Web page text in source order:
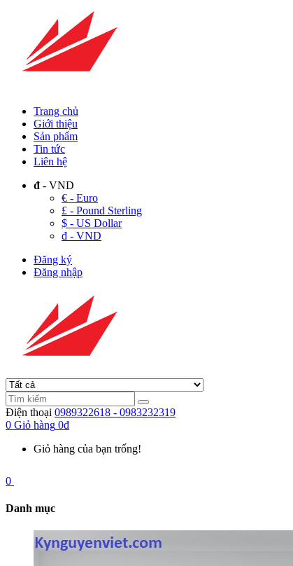
Trang chủ
Giới thiệu
Sản phẩm
Tin tức
Liên hệ
đ - VND
€ - Euro
£ - Pound Sterling
$ - US Dollar
đ - VND
Đăng ký
Đăng nhập
Điện thoại 0989322618 - 0983232319
0 Giỏ hàng 0đ
Giỏ hàng của bạn trống!
0
Danh mục